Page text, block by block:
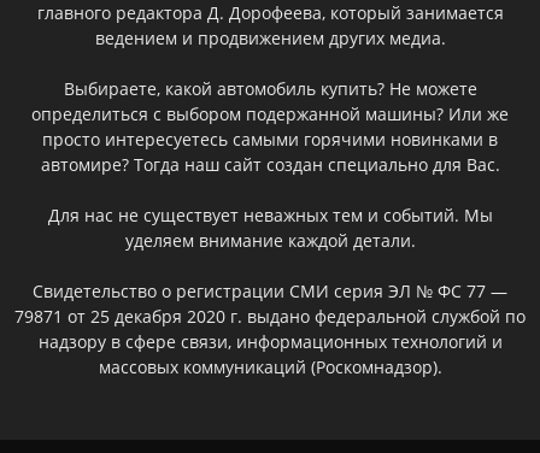
главного редактора Д. Дорофеева, который занимается
ведением и продвижением других медиа.
Выбираете, какой автомобиль купить? Не можете
определиться с выбором подержанной машины? Или же
просто интересуетесь самыми горячими новинками в
автомире? Тогда наш сайт создан специально для Вас.
Для нас не существует неважных тем и событий. Мы
уделяем внимание каждой детали.
Свидетельство о регистрации СМИ серия ЭЛ № ФС 77 —
79871 от 25 декабря 2020 г. выдано федеральной службой по
надзору в сфере связи, информационных технологий и
массовых коммуникаций (Роскомнадзор).